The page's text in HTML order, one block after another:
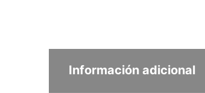
Información adicional